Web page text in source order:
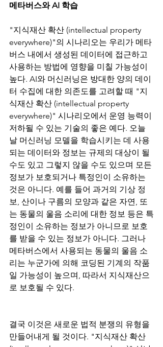
메타버스와 AI 학습
"지식재산 확산 (intellectual property
everywhere)"의 시나리오는 우리가 메타
버스 내에서 생성된 데이터에 접근하고
사용하는 방법에 영향을 미칠 가능성이
높다. AI와 머신러닝은 방대한 양의 데이
터 수집에 대한 의존도를 고려할 때 "지
식재산 확산 (intellectual property
everywhere)" 시나리오에서 운영 능력이
저하될 수 있는 기술의 좋은 예다. 오늘
날 머신러닝 모델을 학습시키는 데 사용
되는 데이터와 정보는 규제의 대상이 될
수도 있고 그렇지 않을 수도 있으며 모든
정보가 보호되거나 특정인이 소유하는
것은 아니다. 예를 들어 과거의 기상 정
보, 산이나 구름의 모양과 같은 자연, 또
는 동물의 울음 소리에 대한 정보 등은 특
정인이 소유하는 정보가 아니므로 보호
를 받을 수 있는 정보가 아니다. 그러나
메타버스에서 사용되는 동물의 울음 소
리는 누군가에 의해 코딩된 기계의 작품
일 가능성이 높으며, 따라서 지식재산으
로 보호될 수 있다.
결국 이것은 새로운 법적 분쟁의 유형을
만들어내게 될 것이다. "지식재산 확산